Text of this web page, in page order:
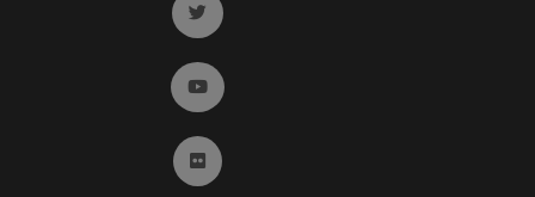
Ir a twitter (abre en ventana nueva)
Ir a YouTube (abre en ventana nueva)
Ir a Flickr (abre en ventana nueva)